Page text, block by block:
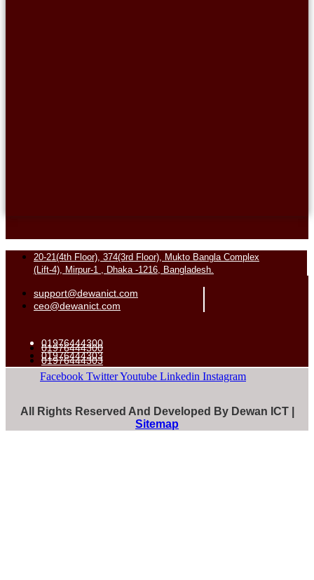
20-21(4th Floor), 374(3rd Floor), Mukto Bangla Complex
(Lift-4), Mirpur-1 , Dhaka -1216, Bangladesh.
support@dewanict.com
ceo@dewanict.com
01976444300
01976444303
01976444300
01976444303
Facebook TwitterYoutube Linkedin Instagram
All Rights Reserved And Developed By Dewan ICT |
Sitemap